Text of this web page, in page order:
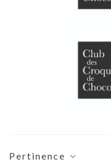
Pertinence